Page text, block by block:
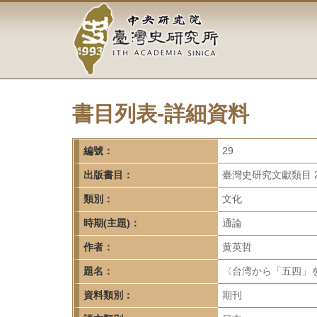
容
中
央
研
究
院-
臺
灣
史
研
究
所-
書目列表-詳細資料
編號： 29
出版書目： 臺灣史研究文獻類目
類別： 文化
時期(主題)： 通論
作者： 黄英哲
題名： 〈台湾から「五四
資料類別： 期刊